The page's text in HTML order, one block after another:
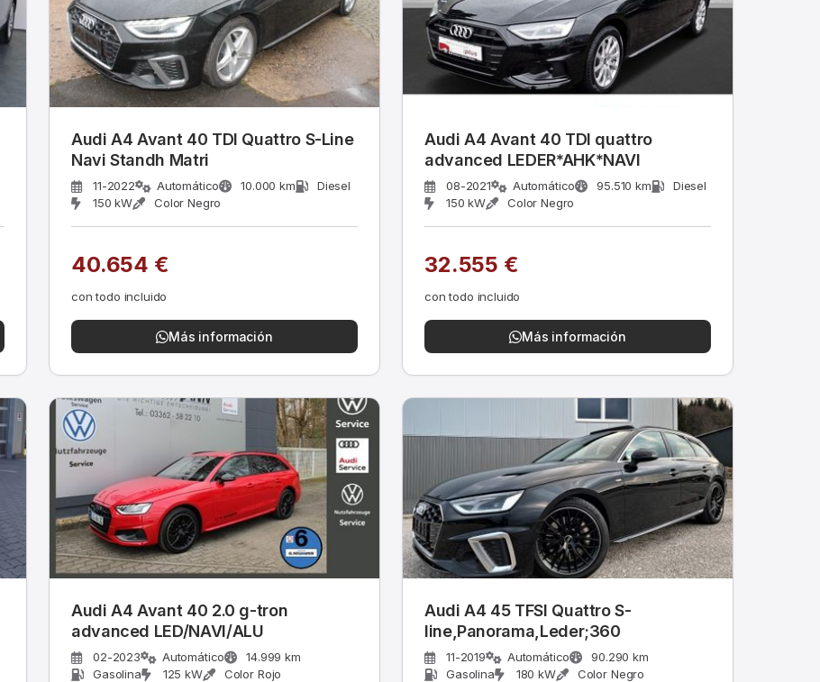
Audi A4 Avant 40 TDI Quattro S-Line
Navi Standh Matri
11-2022 Automático 10.000 km
Diesel
150 kW
Color Negro
40.654 €
con todo incluido
Más información
Audi A4 Avant 40 TDI quattro
advanced LEDER*AHK*NAVI
08-2021 Automático 95.510 km
Diesel
150 kW
Color Negro
32.555 €
con todo incluido
Más información
Audi A4 Avant 40 2.0 g-tron
advanced LED/NAVI/ALU
02-2023 Automático
14.999 km
Gasolina
125 kW Color Rojo
Audi A4 45 TFSI Quattro S-
line,Panorama,Leder;360
11-2019 Automático
90.290 km
Gasolina
180 kW Color Negro